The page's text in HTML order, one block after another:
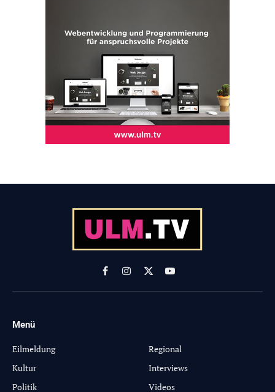
FacebookInstagram
X
(Twitter)
YouTube
Menü
Eilmeldung
Kultur
Politik
Regional
Interviews
Videos